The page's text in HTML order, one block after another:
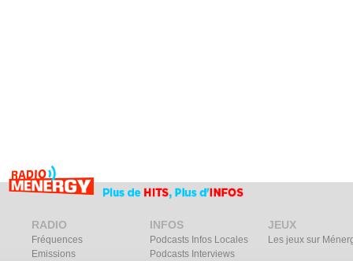
RADIO
Fréquences
Emissions
INFOS
Podcasts Infos Locales
Podcasts Interviews
JEUX
Les jeux sur